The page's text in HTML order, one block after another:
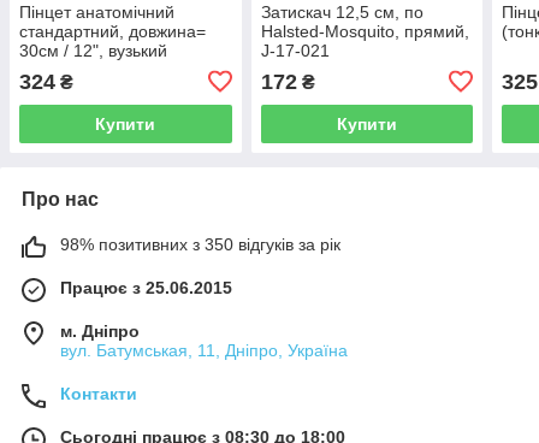
Пінцет анатомічний
стандартний, довжина=
30см / 12", вузький
324 ₴
Купити
Затискач 12,5 см, по
Halsted-Mosquito, прямий,
J-17-021
172₴
Купити
325
Про нас
98% позитивних з 350 відгуків за рік
Працює з 25.06.2015
м. Дніпро
вул. Батумськая, 11, Дніпро, Україна
Контакти
Сьогодні працює з 08:30 до 18:00